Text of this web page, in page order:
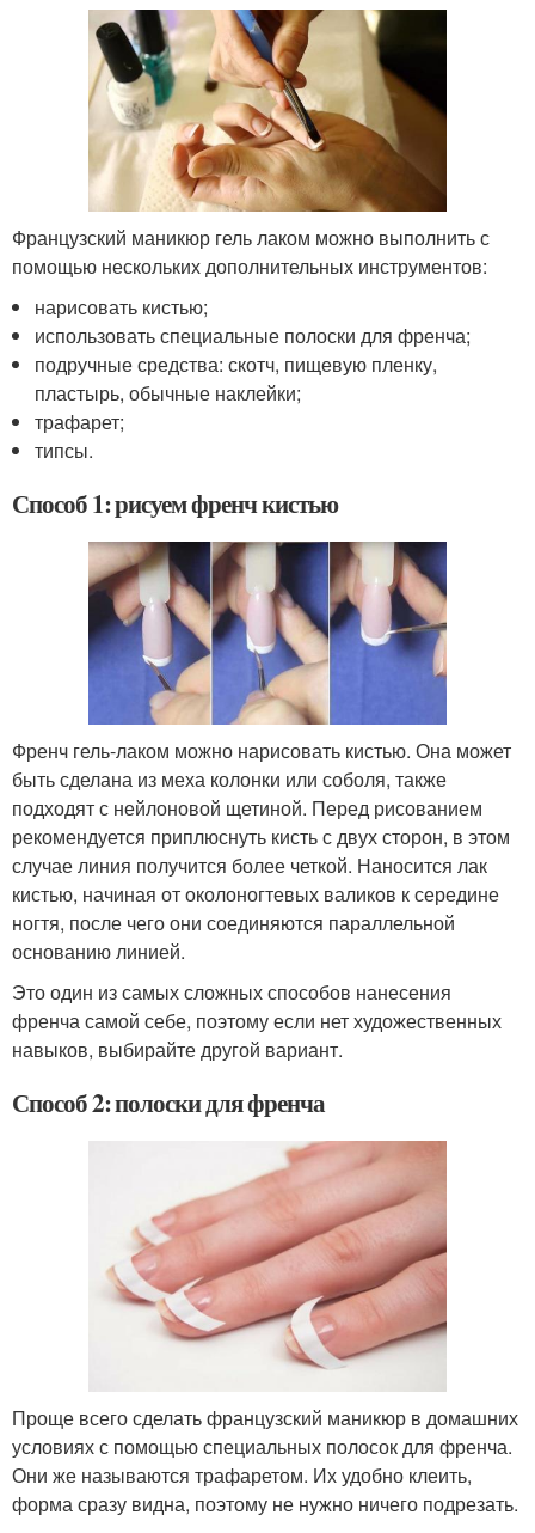
Французский маникюр гель лаком можно выполнить с
помощью нескольких дополнительных инструментов:
нарисовать кистью;
использовать специальные полоски для френча;
подручные средства: скотч, пищевую пленку,
пластырь, обычные наклейки;
трафарет;
типсы.
Способ 1: рисуем френч кистью
Френч гель-лаком можно нарисовать кистью. Она может
быть сделана из меха колонки или соболя, также
подходят с нейлоновой щетиной. Перед рисованием
рекомендуется приплюснуть кисть с двух сторон, в этом
случае линия получится более четкой. Наносится лак
кистью, начиная от околоногтевых валиков к середине
ногтя, после чего они соединяются параллельной
основанию линией.
Это один из самых сложных способов нанесения
френча самой себе, поэтому если нет художественных
навыков, выбирайте другой вариант.
Способ 2: полоски для френча
Проще всего сделать французский маникюр в домашних
условиях с помощью специальных полосок для френча.
Они же называются трафаретом. Их удобно клеить,
форма сразу видна, поэтому не нужно ничего подрезать.